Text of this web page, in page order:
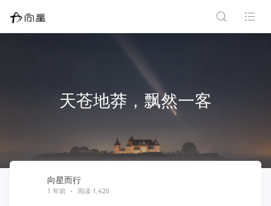
天苍地莽，飘然一客
向星而行
1 年前 阅读 1,420